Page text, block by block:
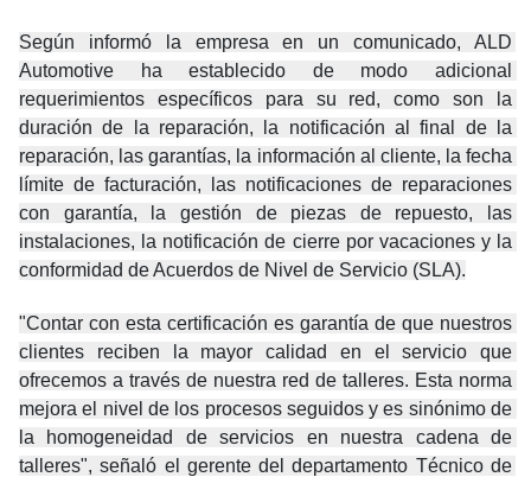
Según informó la empresa en un comunicado, ALD
Automotive ha establecido de modo adicional
requerimientos específicos para su red, como son la
duración de la reparación, la notificación al final de la
reparación, las garantías, la información al cliente, la fecha
límite de facturación, las notificaciones de reparaciones
con garantía, la gestión de piezas de repuesto, las
instalaciones, la notificación de cierre por vacaciones y la
conformidad de Acuerdos de Nivel de Servicio (SLA).
"Contar con esta certificación es garantía de que nuestros
clientes reciben la mayor calidad en el servicio que
ofrecemos a través de nuestra red de talleres. Esta norma
mejora el nivel de los procesos seguidos y es sinónimo de
la homogeneidad de servicios en nuestra cadena de
talleres", señaló el gerente del departamento Técnico de